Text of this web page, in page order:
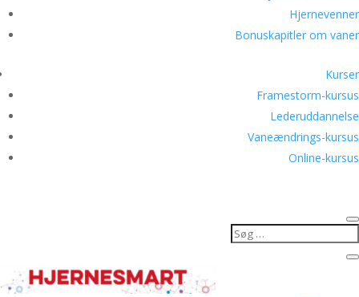
Hjernevenner
Bonuskapitler om vaner
Kurser
Framestorm-kursus
Lederuddannelse
Vaneændrings-kursus
Online-kursus